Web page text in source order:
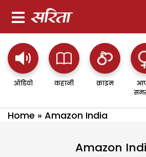
ऑडियो कहानी क्राइम
Home » Amazon India
Amazon